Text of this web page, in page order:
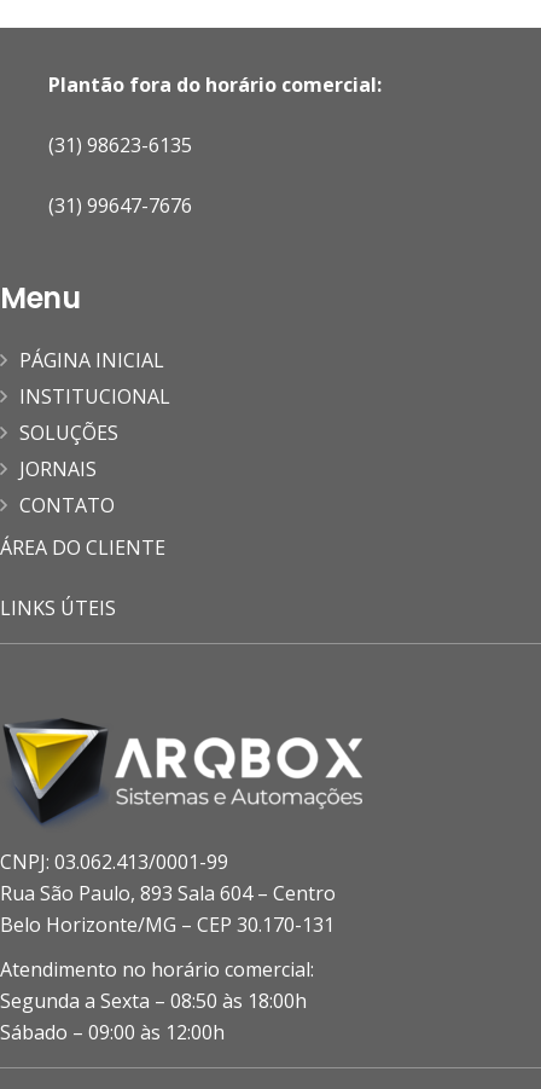
Plantão fora do horário comercial:
(31) 98623-6135
(31) 99647-7676
Menu
PÁGINA INICIAL
INSTITUCIONAL
SOLUÇÕES
JORNAIS
CONTATO
ÁREA DO CLIENTE
LINKS ÚTEIS
CNPJ: 03.062.413/0001-99
Rua São Paulo, 893 Sala 604 – Centro
Belo Horizonte/MG – CEP 30.170-131
Atendimento no horário comercial:
Segunda a Sexta – 08:50 às 18:00h
Sábado – 09:00 às 12:00h